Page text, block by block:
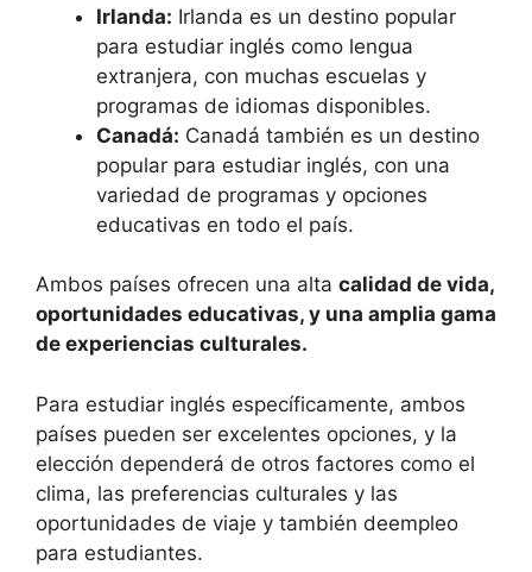
Irlanda: Irlanda es un destino popular
para estudiar inglés como lengua
extranjera, con muchas escuelas y
programas de idiomas disponibles.
Canadá: Canadá también es un destino
popular para estudiar inglés, con una
variedad de programas y opciones
educativas en todo el país.
Ambos países ofrecen una alta calidad de vida,
oportunidades educativas, y una amplia gama
de experiencias culturales.
Para estudiar inglés específicamente, ambos
países pueden ser excelentes opciones, y la
elección dependerá de otros factores como el
clima, las preferencias culturales y las
oportunidades de viaje y también deempleo
para estudiantes.